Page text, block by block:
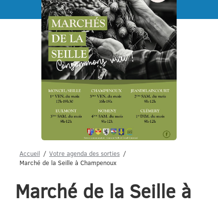
Menu
Accueil
Votre agenda des sorties
Marché de la Seille à Champenoux
Marché de la Seille à